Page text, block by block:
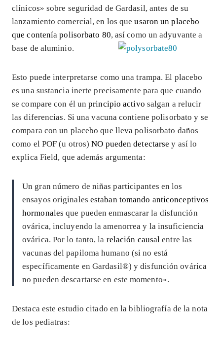
clínicos» sobre seguridad de Gardasil, antes de su
lanzamiento comercial, en los queusaron un placebo
que contenía polisorbato 80, así como un adyuvante a
base de aluminio.
Esto puede interpretarse como una trampa. El placebo
es una sustancia inerte precisamente para que cuando
se compare con él unprincipio activo salgan a relucir
las diferencias. Si una vacuna contiene polisorbato y se
compara con un placebo que lleva polisorbato daños
como el POF (u otros)NO pueden detectarsey así lo
explica Field, que además argumenta:
Un gran número de niñas participantes en los
ensayos originales estaban tomando anticonceptivos
hormonales que pueden enmascarar la disfunción
ovárica, incluyendo la amenorrea y la insuficiencia
ovárica. Por lo tanto, la relación causal entre las
vacunas del papiloma humano (si no está
específicamente en Gardasil®) y disfunción ovárica
no pueden descartarse en este momento».
Destaca este estudio citado en la bibliografía de la nota
de los pediatras: